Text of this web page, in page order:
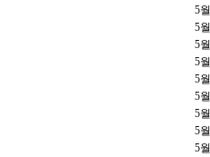
5월
5월
5월
5월
5월
5월
5월
5월
5월